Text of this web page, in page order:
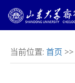
当前位置: 首页 >>